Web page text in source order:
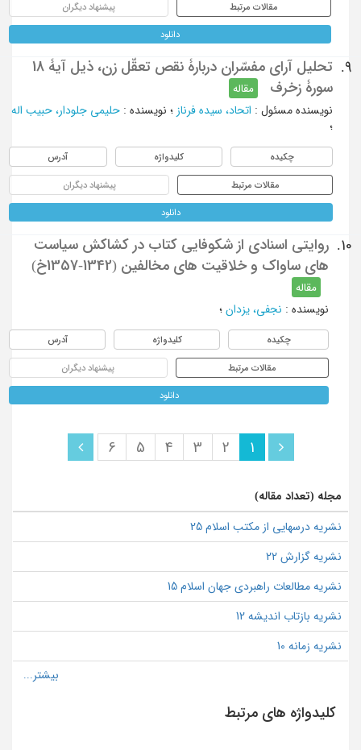
مقالات مرتبط پیشنهاد دیگران
دانلود
9.
تحلیل آرای مفسّران دربارۀ نقص تعقّل زن، ذیل آیۀ 18
سورۀ زخرف
مقاله
نویسنده مسئول : اتحاد، سیده فرناز؛ نویسنده: حلیمی جلودار، حبیب اله
چکیده کلیدواژه آدرس
مقالات مرتبط پیشنهاد دیگران
دانلود
10.
روایتی اسنادی از شکوفایی کتاب در کشاکش سیاست
های ساواک و خلاقیت های مخالفین (1342-1357خ)
مقاله
نویسنده: نجفی، یزدان؛
چکیده کلیدواژه آدرس
مقالات مرتبط پیشنهاد دیگران
دانلود
1
2
3
4
5
6
مجله (تعداد مقاله)
نشریه درسهایی از مکتب اسلام 25
نشریه گزارش 22
نشریه مطالعات راهبردی جهان اسلام 15
نشریه بازتاب اندیشه 12
نشریه زمانه 10
کلیدواژه های مرتبط